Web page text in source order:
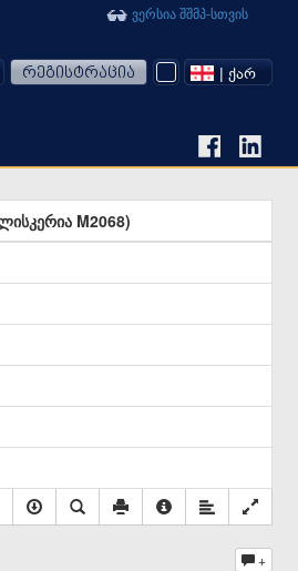
ვერსია შშმპ-სთვის
რეგისტრაცია | ᲥᲐᲠ
M2068)
+